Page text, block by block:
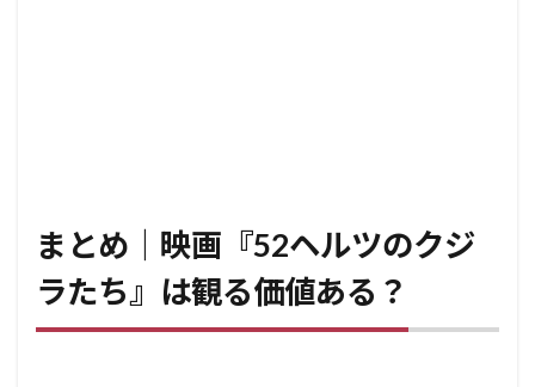
まとめ｜映画『52ヘルツのクジ
ラたち』は観る価値ある？